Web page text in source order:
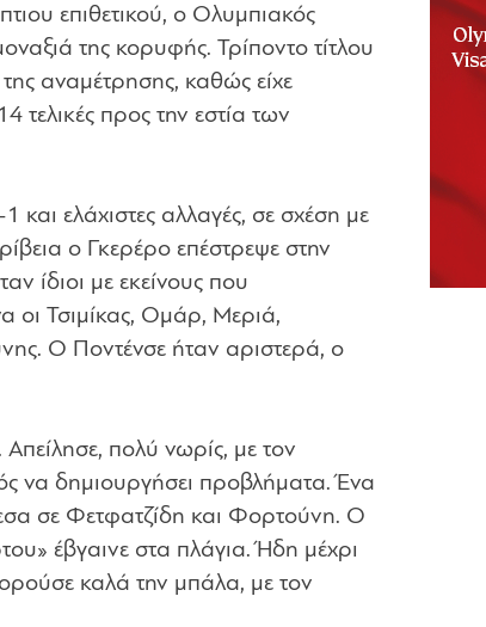
επιθετικού, ο Ολυμπιακός
της κορυφής. Τρίποντο τίτλου
αναμέτρησης, καθώς είχε
τελικές προς την εστία των
ελάχιστες αλλαγές, σε σχέση με
ο Γκερέρο επέστρεψε στην
ίδιοι με εκείνους που
οι Τσιμίκας, Ομάρ, Μεριά,
Ο Ποντένσε ήταν αριστερά, ο
Απείλησε, πολύ νωρίς, με τον
να δημιουργήσει προβλήματα. Ένα
σε Φετφατζίδη και Φορτούνη. Ο
έβγαινε στα πλάγια. Ήδη μέχρι
καλά την μπάλα, με τον